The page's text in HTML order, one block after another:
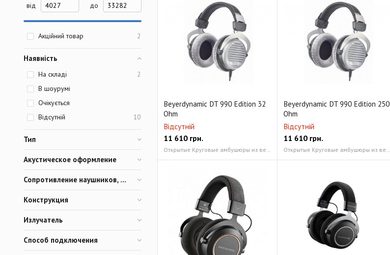
Beyerdynamic DT 990 Edition 32
Ohm
Відсутній
11 610 грн.
Beyerdynamic DT 990 Edition 250
Ohm
Відсутній
11 610грн.
від до
Акційний товар 2
Наявність
На складі 2
В шоурумі
Очікується
Відсутній
10
Тип
Акустическое оформление
Сопротивление наушников, Ом
Конструкция
Излучатель
Способ подключения